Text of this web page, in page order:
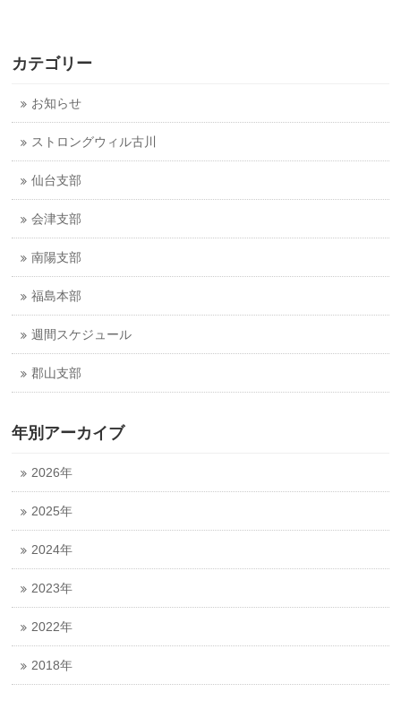
カテゴリー
お知らせ
ストロングウィル古川
仙台支部
会津支部
南陽支部
福島本部
週間スケジュール
郡山支部
年別アーカイブ
2026年
2025年
2024年
2023年
2022年
2018年